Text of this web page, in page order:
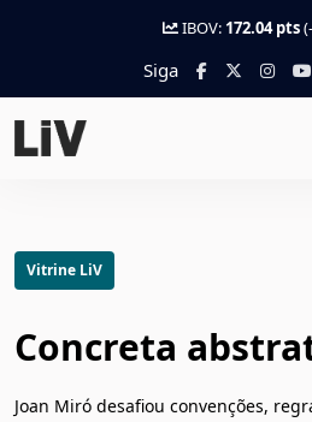
IBOV: 172.04 pts
Siga
Vitrine LiV
Concreta
Joan Miró desafiou convenções,